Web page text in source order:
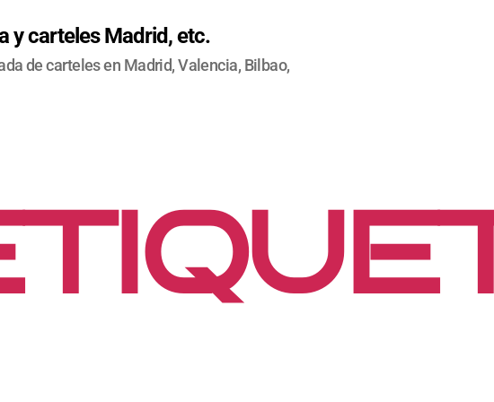
y carteles Madrid, etc.
de carteles en Madrid, Valencia, Bilbao,